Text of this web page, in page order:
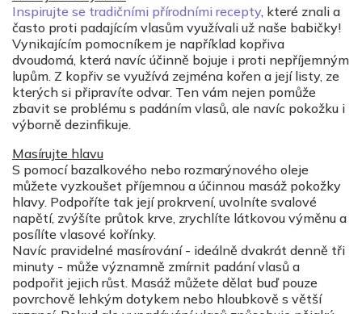
Inspirujte se tradičními přírodními recepty, které znali a
často proti padajícím vlasům využívali už naše babičky!
Vynikajícím pomocníkem je například kopřiva
dvoudomá, která navíc účinně bojuje i proti nepříjemným
lupům. Z kopřiv se využívá zejména kořen a její listy, ze
kterých si připravíte odvar. Ten vám nejen pomůže
zbavit se problému s padáním vlasů, ale navíc pokožku i
výborně dezinfikuje.
Masírujte hlavu
S pomocí bazalkového nebo rozmarýnového oleje
můžete vyzkoušet příjemnou a účinnou masáž pokožky
hlavy. Podpoříte tak její prokrvení, uvolníte svalové
napětí, zvýšíte průtok krve, zrychlíte látkovou výměnu a
posílíte vlasové kořínky.
Navíc pravidelné masírování - ideálně dvakrát denně tři
minuty - může významně zmírnit padání vlasů a
podpořit jejich růst. Masáž můžete dělat buď pouze
povrchově lehkým dotykem nebo hloubkově s větší